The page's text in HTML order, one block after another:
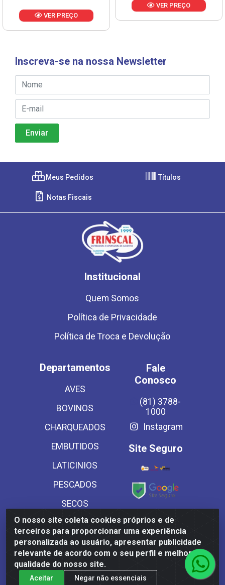
VER PREÇO
Inscreva-se na nossa Newsletter
O nosso site coleta cookies próprios e de
terceiros para proporcionar uma experiência
personalizada ao usuário, apresentar publicidade
relevante de acordo com o seu perfil e melhorar a
qualidade do nosso site.
Aceitar Negar não essenciais
Meus Pedidos Títulos
Notas Fiscais
Institucional
Quem Somos
Política de Privacidade
Política de Troca e Devolução
Departamentos
AVES
BOVINOS
CHARQUEADOS
EMBUTIDOS
LATICINIOS
PESCADOS
SECOS
SUINOS
VEGETAIS CONG E
MASSAS
Fale
Conosco
(81) 3788-
1000
Instagram
Site Seguro
Baixe já
nosso APP